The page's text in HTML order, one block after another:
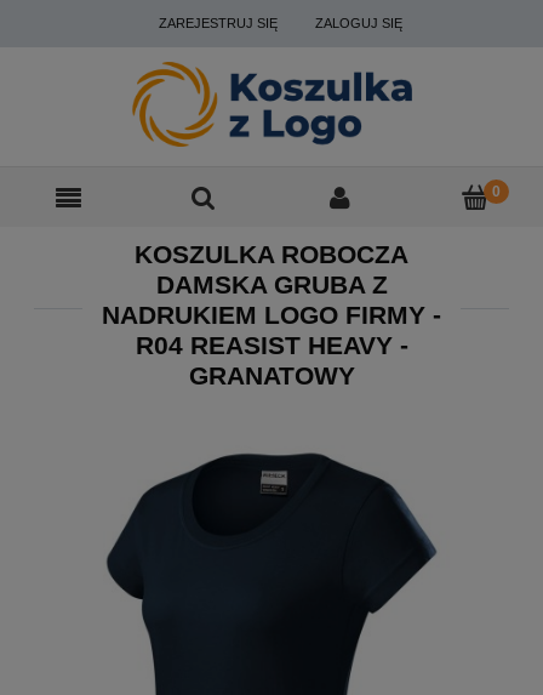
ZAREJESTRUJ SIĘ ZALOGUJ SIĘ
KOSZULKA ROBOCZA
DAMSKA GRUBA Z
NADRUKIEM LOGO FIRMY -
R04 REASIST HEAVY -
GRANATOWY